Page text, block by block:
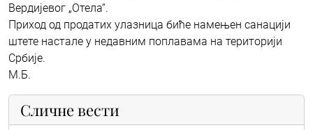
Вердијевог „Отела“.
Приход од продатих улазница биће намењен санацији
штете настале у недавним поплавама на територији
Србије.
М.Б.
Сличне вести